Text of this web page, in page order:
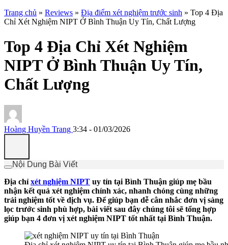
Trang chủ » Reviews » Địa điểm xét nghiệm trước sinh » Top 4 Địa
Chỉ Xét Nghiệm NIPT Ở Bình Thuận Uy Tín, Chất Lượng
Top 4 Địa Chỉ Xét Nghiệm
NIPT Ở Bình Thuận Uy Tín,
Chất Lượng
Hoàng Huyền Trang 3:34 - 01/03/2026
Nội Dung Bài Viết
Địa chỉ xét nghiệm NIPT uy tín tại Bình Thuận giúp mẹ bầu
nhận kết quả xét nghiệm chính xác, nhanh chóng cùng những
trải nghiệm tốt về dịch vụ. Để giúp bạn dễ cân nhắc đơn vị sàng
lọc trước sinh phù hợp, bài viết sau đây chúng tôi sẽ tổng hợp
giúp bạn 4 đơn vị xét nghiệm NIPT tốt nhất tại Bình Thuận.